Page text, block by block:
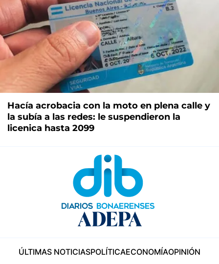
Hacía acrobacia con la moto en plena calle y
la subía a las redes: le suspendieron la
licenica hasta 2099
ÚLTIMAS NOTICIASPOLÍTICAECONOMÍAOPINIÓN